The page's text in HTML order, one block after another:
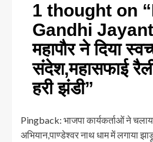
1 thought on “
Gandhi
महापौर ने दिया
संदेश,महासफाई
हरी झंडी”
Pingback: भाजपा कार्यकर्ताओं ने
अभियान,पाण्डेश्वर नाथ धाम में लगाया